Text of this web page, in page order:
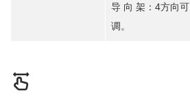
导 向 架：4方向可
调。